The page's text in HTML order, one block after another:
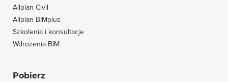
Allplan Civil
Allplan BIMplus
Szkolenia i konsultacje
Wdrożenia BIM
Pobierz